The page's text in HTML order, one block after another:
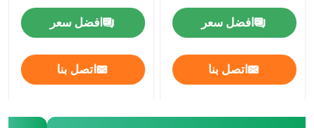
افضل سعر
اتصل بنا
افضل سعر
اتصل بنا